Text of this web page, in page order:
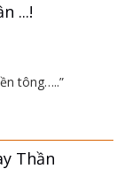
...!
tông…..”
Thần